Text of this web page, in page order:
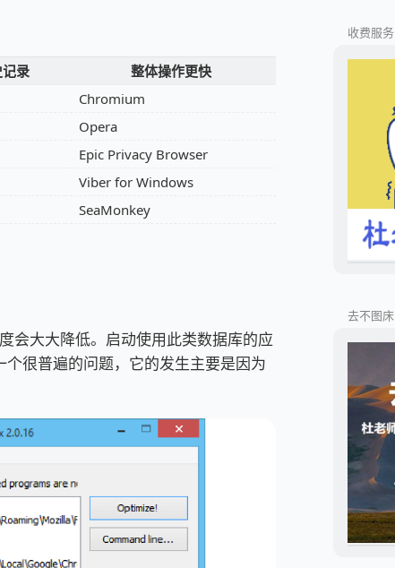
录
整体操作更快
Chromium
Opera
Epic Privacy Browser
Viber for Windows
SeaMonkey
会大大降低。启动使用此类数据库的应
很普遍的问题，它的发生主要是因为
收费服务
去不图床